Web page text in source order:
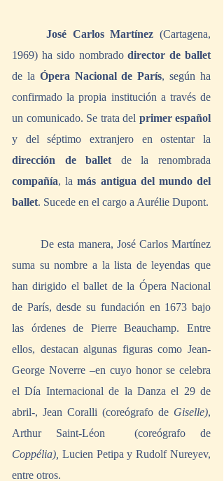
José Carlos Martínez (Cartagena,
1969) ha sido nombrado director de ballet
de la Ópera Nacional de París, según ha
confirmado la propia institución a través de
un comunicado. Se trata del primer español
dirección de ballet
compañía, la más antigua del mundo del
ballet. Sucede en el cargo a Aurélie Dupont.
	De esta manera, José Carlos Martínez
suma su nombre a la lista de leyendas que
han dirigido el ballet de la Ópera Nacional
de París, desde su fundación en 1673 bajo
las órdenes de Pierre Beauchamp. Entre
ellos, destacan algunas figuras como Jean-
George Noverre –en cuyo honor se celebra
el Día Internacional de la Danza el 29 de
abril-, Jean Coralli (coreógrafo de Giselle),
Coppélia), Lucien Petipa y Rudolf Nureyev,
entre otros.